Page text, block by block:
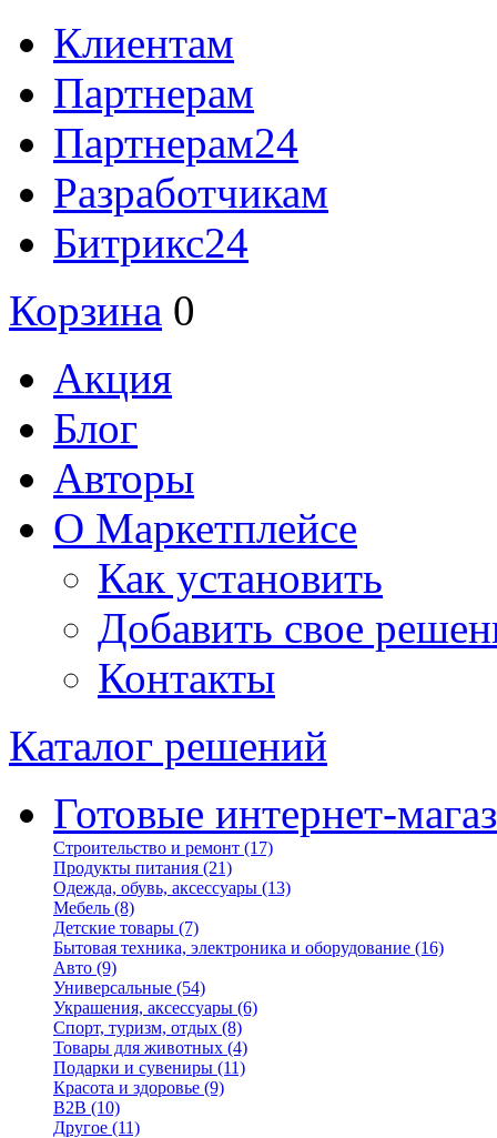
Клиентам
Партнерам
Партнерам24
Разработчикам
Битрикс24
Корзина 0
Акция
Блог
Авторы
О Маркетплейсе
Как установить
Добавить свое
Контакты
Каталог решений
Готовые интернет-
Строительство и ремонт (17)
Продукты питания (21)
Одежда, обувь, аксессуары (13)
Мебель (8)
Детские товары (7)
Бытовая техника, электроника и оборудование (16)
Авто (9)
Универсальные (54)
Украшения, аксессуары (6)
Спорт, туризм, отдых (8)
Товары для животных (4)
Подарки и сувениры (11)
Красота и здоровье (9)
B2B (10)
Другое (11)